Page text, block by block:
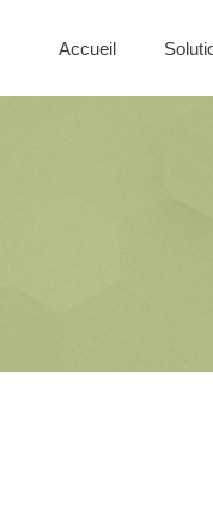
Accueil
Nos